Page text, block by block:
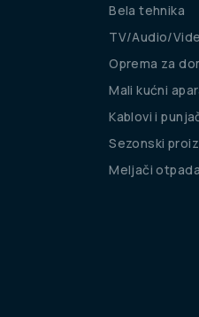
Bela tehnika
TV/Audio/
Oprema za
Mali kućni
Kablovi i
Sezonski
Meljači otpada